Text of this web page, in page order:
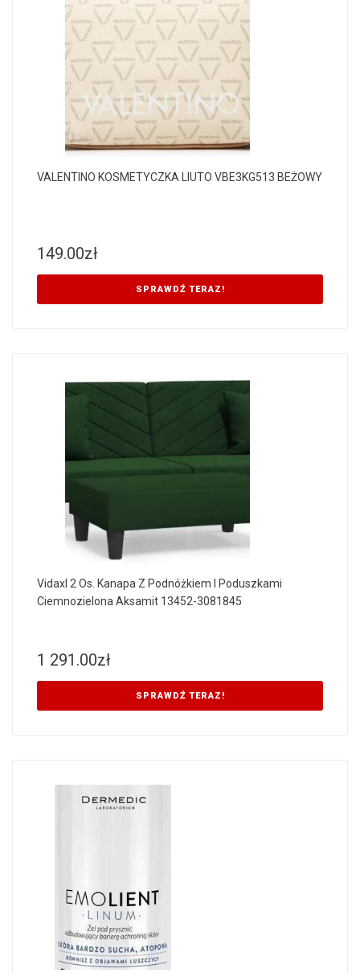
VALENTINO KOSMETYCZKA LIUTO VBE3KG513 BEŻOWY
149.00zł
SPRAWDŹ TERAZ!
Vidaxl 2 Os. Kanapa Z Podnóżkiem I Poduszkami
Ciemnozielona Aksamit 13452-3081845
1 291.00zł
SPRAWDŹ TERAZ!